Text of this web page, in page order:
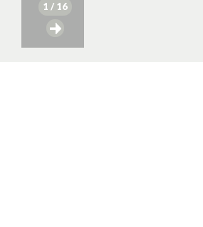
1 / 16